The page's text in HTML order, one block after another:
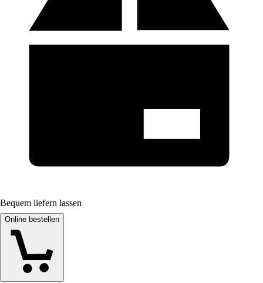
Bequem liefern lassen
Online bestellen